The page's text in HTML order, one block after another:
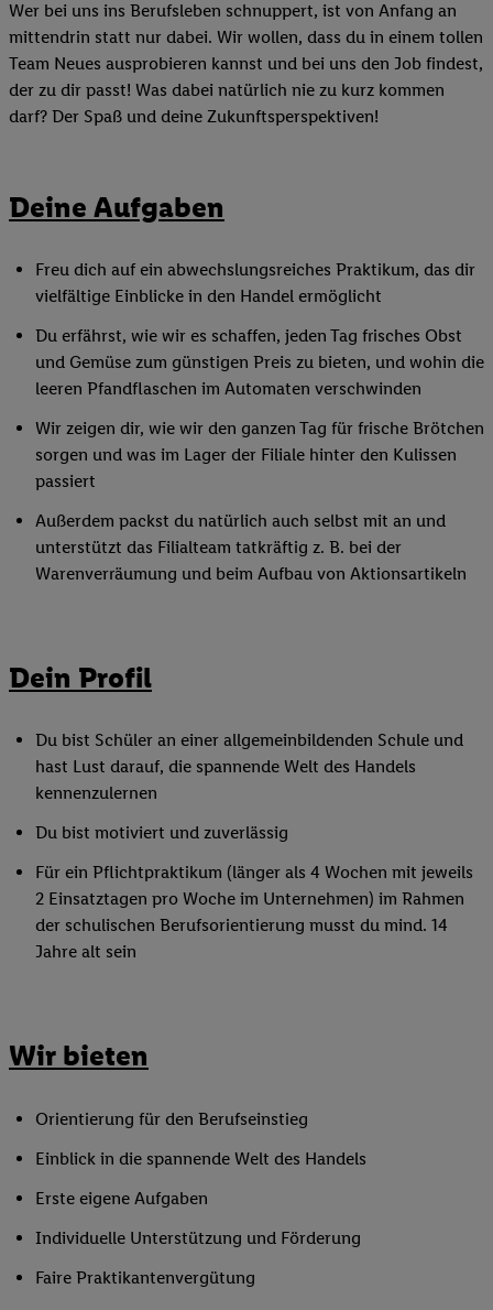
Wer bei uns ins Berufsleben schnuppert, ist von Anfang an
mittendrin statt nur dabei. Wir wollen, dass du in einem tollen
Team Neues ausprobieren kannst und bei uns den Job findest,
der zu dir passt! Was dabei natürlich nie zu kurz kommen
darf? Der Spaß und deine Zukunftsperspektiven!
Deine Aufgaben
Freu dich auf ein abwechslungsreiches Praktikum, das dir
vielfältige Einblicke in den Handel ermöglicht
Du erfährst, wie wir es schaffen, jeden Tag frisches Obst
und Gemüse zum günstigen Preis zu bieten, und wohin die
leeren Pfandflaschen im Automaten verschwinden
Wir zeigen dir, wie wir den ganzen Tag für frische Brötchen
sorgen und was im Lager der Filiale hinter den Kulissen
passiert
Außerdem packst du natürlich auch selbst mit an und
unterstützt das Filialteam tatkräftig z. B. bei der
Warenverräumung und beim Aufbau von Aktionsartikeln
Dein Profil
Du bist Schüler an einer allgemeinbildenden Schule und
hast Lust darauf, die spannende Welt des Handels
kennenzulernen
Du bist motiviert und zuverlässig
Für ein Pflichtpraktikum (länger als 4 Wochen mit jeweils
2 Einsatztagen pro Woche im Unternehmen) im Rahmen
der schulischen Berufsorientierung musst du mind. 14
Jahre alt sein
Wir bieten
Orientierung für den Berufseinstieg
Einblick in die spannende Welt des Handels
Erste eigene Aufgaben
Individuelle Unterstützung und Förderung
Faire Praktikantenvergütung